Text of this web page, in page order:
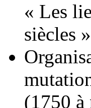
« Les
siècles »
(1750